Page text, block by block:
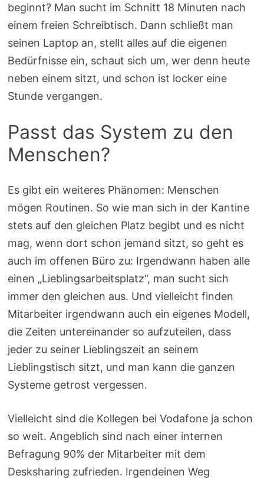
beginnt? Man sucht im Schnitt 18 Minuten nach
einem freien Schreibtisch. Dann schließt man
seinen Laptop an, stellt alles auf die eigenen
Bedürfnisse ein, schaut sich um, wer denn heute
neben einem sitzt, und schon ist locker eine
Stunde vergangen.
Passt das System zu den
Menschen?
Es gibt ein weiteres Phänomen: Menschen
mögen Routinen. So wie man sich in der Kantine
stets auf den gleichen Platz begibt und es nicht
mag, wenn dort schon jemand sitzt, so geht es
auch im offenen Büro zu: Irgendwann haben alle
einen „Lieblingsarbeitsplatz“, man sucht sich
immer den gleichen aus. Und vielleicht finden
Mitarbeiter irgendwann auch ein eigenes Modell,
die Zeiten untereinander so aufzuteilen, dass
jeder zu seiner Lieblingszeit an seinem
Lieblingstisch sitzt, und man kann die ganzen
Systeme getrost vergessen.
Vielleicht sind die Kollegen bei Vodafone ja schon
so weit. Angeblich sind nach einer internen
Befragung 90% der Mitarbeiter mit dem
Desksharing zufrieden. Irgendeinen Weg